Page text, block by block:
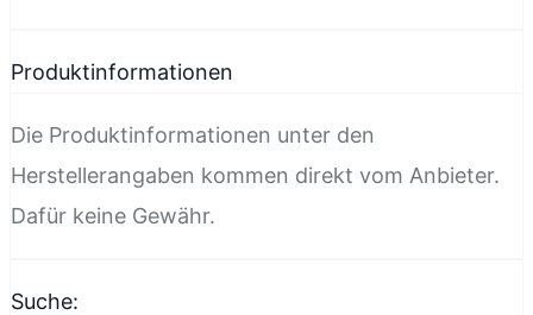
Produktinformationen
Die Produktinformationen unter den
Herstellerangaben kommen direkt vom Anbieter.
Dafür keine Gewähr.
Suche: